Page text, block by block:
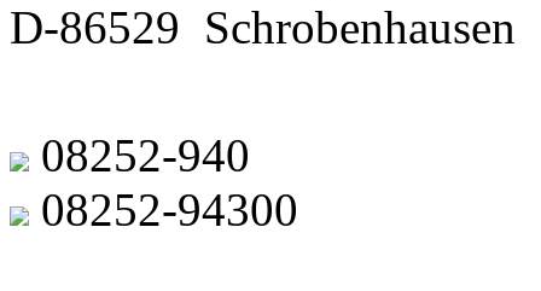
D-86529 Schrobenhausen
08252-940
08252-94300